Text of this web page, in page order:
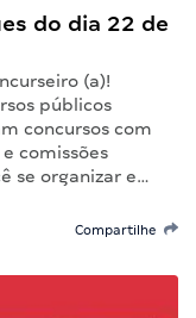
do dia 22 de
(a)!
públicos
concursos com
comissões
se organizar e…
Compartilhe